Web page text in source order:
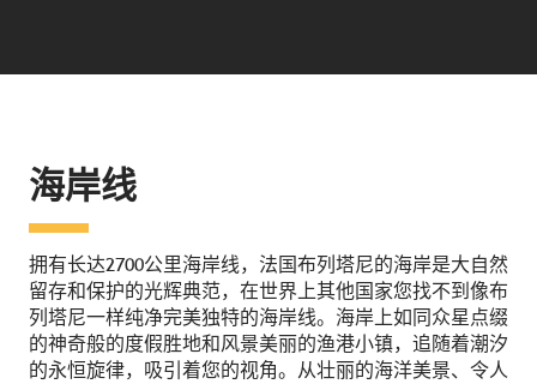
海岸线
拥有长达2700公里海岸线，法国布列塔尼的海岸是大自然
留存和保护的光辉典范，在世界上其他国家您找不到像布
列塔尼一样纯净完美独特的海岸线。海岸上如同众星点缀
的神奇般的度假胜地和风景美丽的渔港小镇，追随着潮汐
的永恒旋律，吸引着您的视角。从壮丽的海洋美景、令人